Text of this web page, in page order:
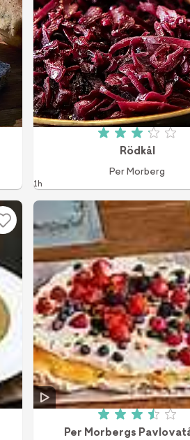
röster) Betyg: 3.1
Rödkål
Per Morberg
1h
röster) Betyg: 3.5
Per Morbergs